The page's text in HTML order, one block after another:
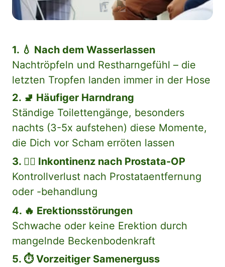
1. 💧 Nach dem Wasserlassen
Nachtröpfeln und Restharngefühl – die
letzten Tropfen landen immer in der Hose
2. 🚽 Häufiger Harndrang
Ständige Toilettengänge, besonders
nachts (3-5x aufstehen) diese Momente,
die Dich vor Scham erröten lassen
Kontrollverlust nach Prostataentfernung
oder -behandlung
Schwache oder keine Erektion durch
mangelnde Beckenbodenkraft